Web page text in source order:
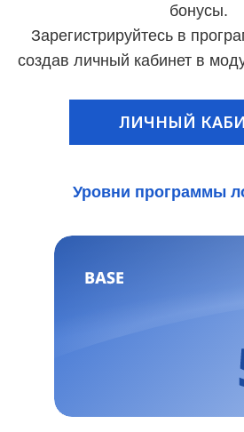
бонусы.
Зарегистрируйтесь в
создав личный кабинет в
ЛИЧНЫЙ
Уровни программы